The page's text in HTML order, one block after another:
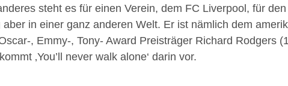
steht es für einen Verein, dem FC Liverpool, für
in einer ganz anderen Welt. Er ist nämlich dem
, Emmy-, Tony- Award Preisträger Richard Rodgers
‚You’ll never walk alone‘ darin vor.